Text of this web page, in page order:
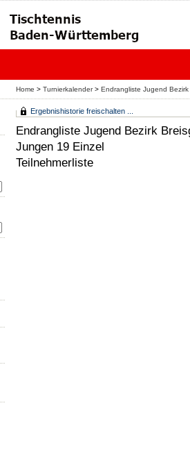
Home > Turnierkalender> Endrangliste Jugend
Ergebnishistorie freischalten ...
Endrangliste Jugend Bezirk
Jungen 19 Einzel
Teilnehmerliste